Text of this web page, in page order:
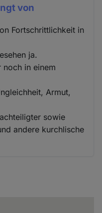
von
Fortschrittlichkeit in
ja.
noch in einem
Armut,
sowie
andere kurchlische